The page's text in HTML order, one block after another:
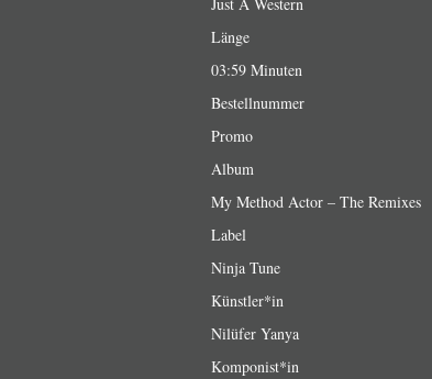
Länge
03:59 Minuten
Bestellnummer
Promo
Album
My Method Actor – The Remixes
Label
Ninja Tune
Künstler*in
Nilüfer Yanya
Komponist*in